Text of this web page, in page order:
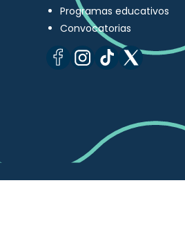
Programas educativos
Convocatorias